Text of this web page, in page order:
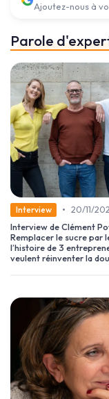
Ajoutez-nous à
Parole
Interview • 20/11/
Interview de Clément
Remplacer le sucre par
l’histoire de 3
veulent réinventer la